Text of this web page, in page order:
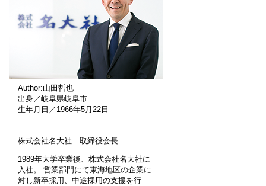
Author:山田哲也
出身／岐阜県岐阜市
生年月日／1966年5月22日
株式会社名大社 取締役会長
1989年大学卒業後、株式会社名大社に
入社。 営業部門にて東海地区の企業に
対し新卒採用、中途採用の支援を行